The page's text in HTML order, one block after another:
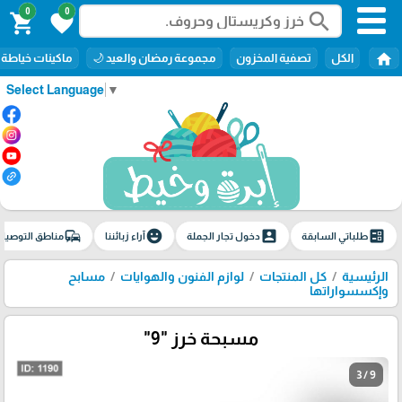
Select Language ▼
search
0
favorite
0
shopping_cart
home الكل تصفية المخزون مجموعة رمضان والعيد 🌙 ماكينات خياطة
ballotطلباتي السابقة account_boxدخول تجار الجملة emoji_emotionsآراء زبائننا commuteمناطق
الرئيسية كل المنتجات لوازم الفنون والهوايات
مسابح
وإكسسواراتها
مسبحة خرز "9"
3 / 9